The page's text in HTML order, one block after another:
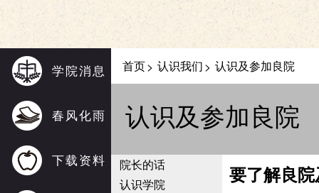
学院消息
春风化雨
下载资料
首页> 认识我们> 认识及参加良院
认识及参加良院
院长的话
认识学院
要了解良